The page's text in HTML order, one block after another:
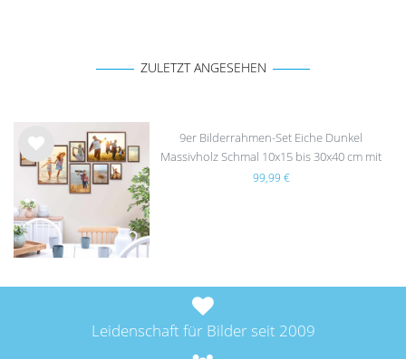
ZULETZT ANGESEHEN
Wu
nsc
e
9er Bilderrahmen-Set Eiche Dunkel
Massivholz Schmal 10x15 bis 30x40 cm mit
Acrylglasscheibe
99,99 €
Leidenschaft für Bilder seit 2009